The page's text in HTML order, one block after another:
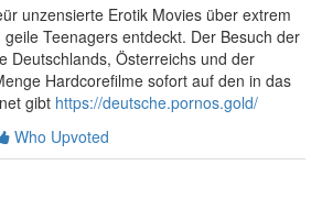
unzensierte Erotik Movies über extrem
Teenagers entdeckt. Der Besuch der
Deutschlands, Österreichs und der
Hardcorefilme sofort auf den in das
gibt https://deutsche.pornos.gold/
Who Upvoted